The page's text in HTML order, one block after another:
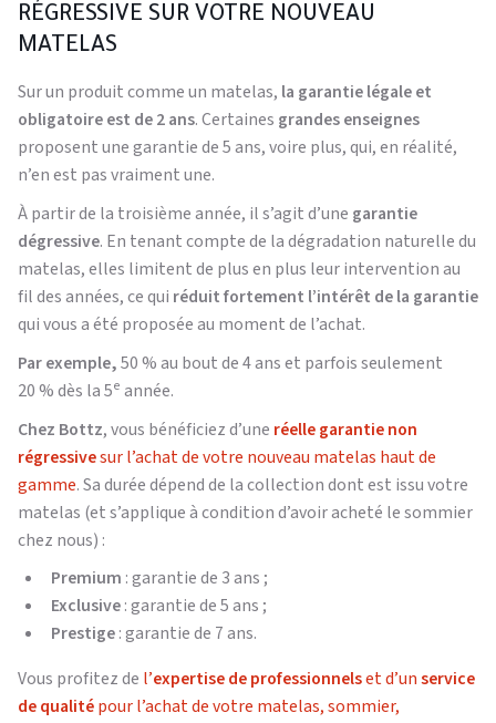
RÉGRESSIVE SUR VOTRE NOUVEAU
MATELAS
Sur un produit comme un matelas, la garantie légale et
obligatoire est de 2 ans. Certaines grandes enseignes
proposent une garantie de 5 ans, voire plus, qui, en réalité,
n’en est pas vraiment une.
À partir de la troisième année, il s’agit d’une garantie
dégressive. En tenant compte de la dégradation naturelle du
matelas, elles limitent de plus en plus leur intervention au
fil des années, ce qui réduit fortement l’intérêt de la garantie
qui vous a été proposée au moment de l’achat.
Par exemple,50 % au bout de 4 ans et parfois seulement
20 % dès la 5e année.
Chez Bottz, vous bénéficiez d’une réelle garantie non
régressivesur l’achat de votre nouveau matelas haut de
gamme. Sa durée dépend de la collection dont est issu votre
matelas (et s’applique à condition d’avoir acheté le sommier
chez nous) :
Premium : garantie de 3 ans ;
Exclusive: garantie de 5 ans ;
Prestige: garantie de 7 ans.
Vous profitez de l’expertise de professionnelset d’unservice
de qualitépour l’achat de votre matelas, sommier,